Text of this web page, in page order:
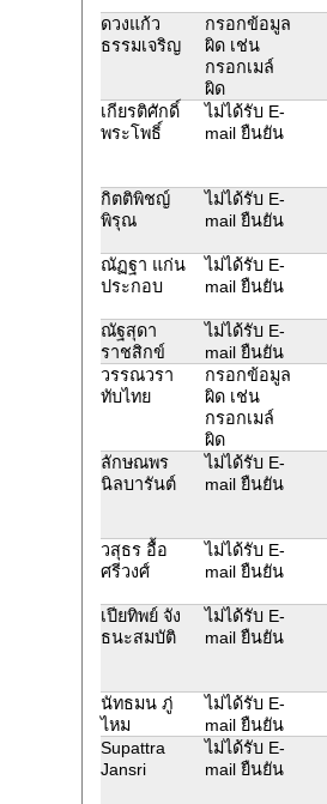
ดวงแก้ว
ธรรมเจริญ
กรอกข้อมูล
ผิด เช่น
กรอกเมล์
ผิด
เกียรติศักดิ์
พระโพธิ์
ไม่ได้รับ E-
mail ยืนยัน
กิตติพิชญ์
พิรุณ
ไม่ได้รับ E-
mail ยืนยัน
ณัฏฐา แก่น
ประกอบ
ไม่ได้รับ E-
mail ยืนยัน
ณัฐสุดา
ราชสิกข์
ไม่ได้รับ E-
mail ยืนยัน
วรรณวรา
ทับไทย
กรอกข้อมูล
ผิด เช่น
กรอกเมล์
ผิด
ลักษณพร
นิลบารันต์
ไม่ได้รับ E-
mail ยืนยัน
วสุธร อื้อ
ศรีวงศ์
ไม่ได้รับ E-
mail ยืนยัน
เปียทิพย์ จัง
ธนะสมบัติ
ไม่ได้รับ E-
mail ยืนยัน
นัทธมน ภู่
ไหม
ไม่ได้รับ E-
mail ยืนยัน
Supattra
Jansri
ไม่ได้รับ E-
mail ยืนยัน